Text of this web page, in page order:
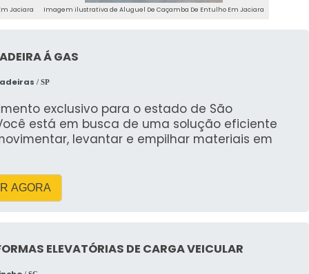
descarte inadequado pode causar sérios danos
descarte irregular?
é crucial para proteger o meio ambiente e evitar
pode contaminar solos e corpos d'água,
seguindo todas as regulamentações locais e
a sustentabilidade ao garantir que os resíduos
Jaciara Imagem ilustrativa de Aluguel De Caçamba De Entulho Em Jaciara
Á GAS
/ SP
exclusivo para o estado de São
está em busca de uma solução eficiente
levantar e empilhar materiais em
AGORA
ELEVATÓRIAS DE CARGA VEICULAR